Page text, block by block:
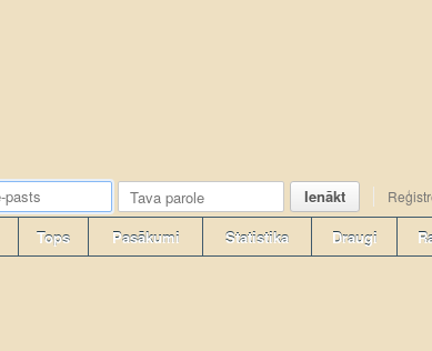
Ienākt
Tops Pasākumi Statistika Draugi